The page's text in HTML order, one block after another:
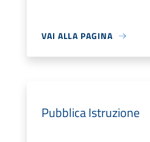
VAI ALLA PAGINA
Pubblica Istruzione